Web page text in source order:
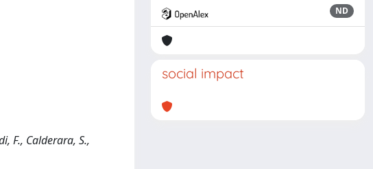
F., Calderara, S.,
ND
social impact